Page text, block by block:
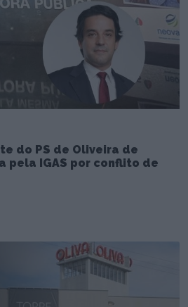
do PS de Oliveira de
pela IGAS por conflito de